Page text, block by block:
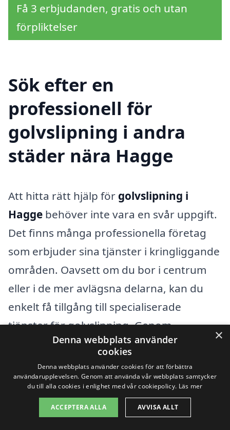
Få 3 erbjudanden, gratis och utan
förpliktelser
Sök efter en
professionell för
golvslipning i andra
städer nära Hagge
Att hitta rätt hjälp för golvslipning i
Hagge behöver inte vara en svår uppgift.
Det finns många professionella företag
som erbjuder sina tjänster i kringliggande
områden. Oavsett om du bor i centrum
eller i de mer avlägsna delarna, kan du
enkelt få tillgång till specialiserade
tjänster för golvslipning. Genom
golvslipning-pris.se kan du snabbt få en
överblick av de bästa alternativen
tillgängliga för dig.
När du letar efter golvslipning i Hagge
×
Denna webbplats använder
cookies
Denna webbplats använder cookies för att förbättra
användarupplevelsen. Genom att använda vår webbplats samtycker
du till alla cookies i enlighet med vår cookiepolicy. Läs mer
ACCEPTERA ALLA AVVISA ALLT